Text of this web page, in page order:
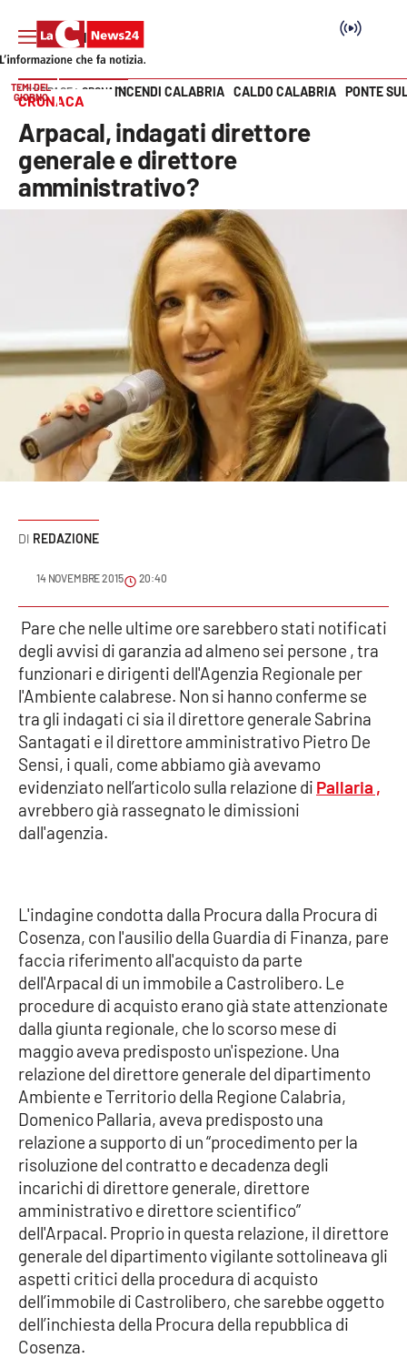
SEZIONI
Cronaca
Economia e lavoro
Italia Mondo
Sanità
Sport
Meteo
Editoriali
VIDEO
Ambiente
Cronaca
Politica
Sanità
Società
Sport
RUBRICHE
Good Morning Vietnam
Parchi Marini Calabria
Leggendo Alvaro insieme
Imprese Di Calabria
Vai
TEMI DEL
GIORNO
INCENDI CALABRIA CALDO CALABRIA PONTE
HOME PAGE CRONACA
CRONACA
Arpacal, indagati direttore
generale e direttore
amministrativo?
REDAZIONE
14 NOVEMBRE 2015 20:40
Pare che nelle ultime ore sarebbero stati notificati
degli avvisi di garanzia ad almeno sei persone , tra
funzionari e dirigenti dell'Agenzia Regionale per
l'Ambiente calabrese. Non si hanno conferme se
tra gli indagati ci sia il direttore generale Sabrina
Santagati e il direttore amministrativo Pietro De
Sensi, i quali, come abbiamo già avevamo
evidenziato nell’articolo sulla relazione di Pallaria ,
avrebbero già rassegnato le dimissioni
dall'agenzia.
L'indagine condotta dalla Procura dalla Procura di
Cosenza, con l'ausilio della Guardia di Finanza, pare
faccia riferimento all'acquisto da parte
dell'Arpacal di un immobile a Castrolibero. Le
procedure di acquisto erano già state attenzionate
dalla giunta regionale, che lo scorso mese di
maggio aveva predisposto un'ispezione. Una
relazione del direttore generale del dipartimento
Ambiente e Territorio della Regione Calabria,
Domenico Pallaria, aveva predisposto una
relazione a supporto di un “procedimento per la
risoluzione del contratto e decadenza degli
incarichi di direttore generale, direttore
amministrativo e direttore scientifico”
dell'Arpacal. Proprio in questa relazione, il direttore
generale del dipartimento vigilante sottolineava gli
aspetti critici della procedura di acquisto
dell’immobile di Castrolibero, che sarebbe oggetto
dell’inchiesta della Procura della repubblica di
Cosenza.